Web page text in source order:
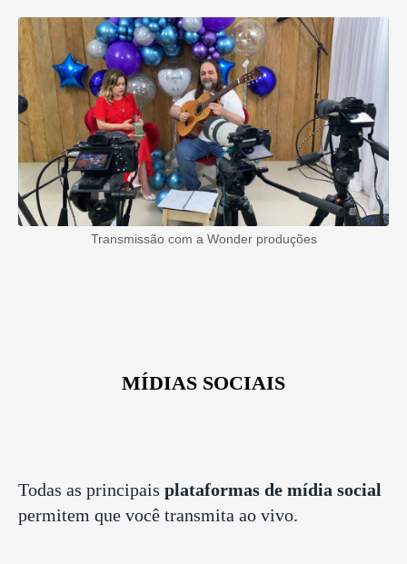
Transmissão com a Wonder produções
MÍDIAS SOCIAIS
Todas as principais plataformas de mídia social
permitem que você transmita ao vivo.